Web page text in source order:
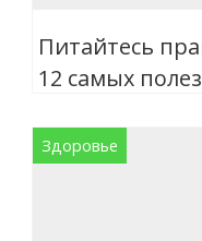
Питайтесь
12 самых
Здоровье